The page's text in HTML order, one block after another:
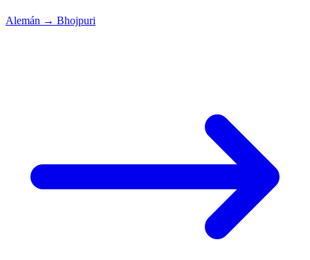
Alemán → Bhojpuri